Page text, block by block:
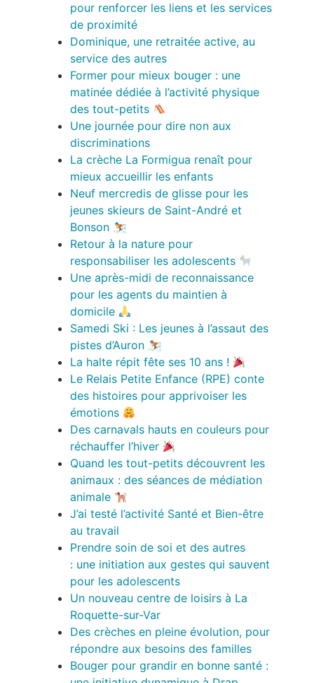
pour renforcer les liens et les services
de proximité
Dominique, une retraitée active, au
service des autres
Former pour mieux bouger : une
matinée dédiée à l’activité physique
des tout-petits
Une journée pour dire non aux
discriminations
La crèche La Formigua renaît pour
mieux accueillir les enfants
Neuf mercredis de glisse pour les
jeunes skieurs de Saint-André et
Bonson ⛷️
Retour à la nature pour
responsabiliser les adolescents
Une après-midi de reconnaissance
pour les agents du maintien à
domicile
Samedi Ski : Les jeunes à l’assaut des
pistes d’Auron ⛷️
La halte répit fête ses 10 ans !
Le Relais Petite Enfance (RPE) conte
des histoires pour apprivoiser les
émotions
Des carnavals hauts en couleurs pour
réchauffer l’hiver
Quand les tout-petits découvrent les
animaux : des séances de médiation
animale
J’ai testé l’activité Santé et Bien-être
au travail
Prendre soin de soi et des autres
: une initiation aux gestes qui sauvent
pour les adolescents
Un nouveau centre de loisirs à La
Roquette-sur-Var
Des crèches en pleine évolution, pour
répondre aux besoins des familles
Bouger pour grandir en bonne santé :